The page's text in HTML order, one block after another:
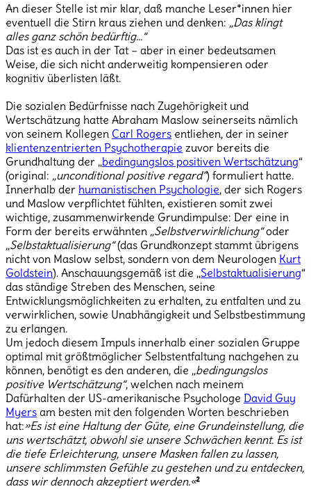
An dieser Stelle ist mir klar, daß manche Leser*innen hier
eventuell die Stirn kraus ziehen und denken: „Das klingt
alles ganz schön bedürftig…“
Das ist es auch in der Tat – aber in einer bedeutsamen
Weise, die sich nicht anderweitig kompensieren oder
kognitiv überlisten läßt.
Die sozialen Bedürfnisse nach Zugehörigkeit und
Wertschätzung hatte Abraham Maslow seinerseits nämlich
von seinem Kollegen Carl Rogers entliehen, der in seiner
klientenzentrierten Psychotherapie zuvor bereits die
Grundhaltung der „bedingungslos positiven Wertschätzung“
(original: „unconditional positive regard”) formuliert hatte.
Innerhalb der humanistischen Psychologie, der sich Rogers
und Maslow verpflichtet fühlten, existieren somit zwei
wichtige, zusammenwirkende Grundimpulse: Der eine in
Form der bereits erwähnten „Selbstverwirklichung“oder
„Selbstaktualisierung“(das Grundkonzept stammt übrigens
nicht von Maslow selbst, sondern von dem Neurologen Kurt
Goldstein). Anschauungsgemäß ist die „Selbstaktualisierung“
das ständige Streben des Menschen, seine
Entwicklungsmöglichkeiten zu erhalten, zu entfalten und zu
verwirklichen, sowie Unabhängigkeit und Selbstbestimmung
zu erlangen.
Um jedoch diesem Impuls innerhalb einer sozialen Gruppe
optimal mit größtmöglicher Selbstentfaltung nachgehen zu
können, benötigt es den anderen, die „bedingungslos
positive Wertschätzung“, welchen nach meinem
Dafürhalten der US-amerikanische Psychologe David Guy
Myers am besten mit den folgenden Worten beschrieben
hat:»Es ist eine Haltung der Güte, eine Grundeinstellung, die
uns wertschätzt, obwohl sie unsere Schwächen kennt. Es ist
die tiefe Erleichterung, unsere Masken fallen zu lassen,
unsere schlimmsten Gefühle zu gestehen und zu entdecken,
dass wir dennoch akzeptiert werden.«²